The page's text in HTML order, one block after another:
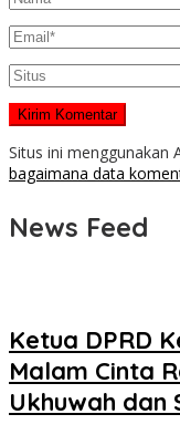
Situs ini menggunakan
bagaimana data
News Feed
Ketua DPRD
Malam Cinta
Ukhuwah dan